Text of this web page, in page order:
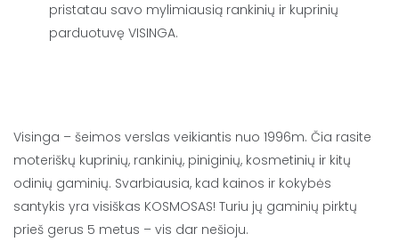
pristatau savo mylimiausią rankinių ir kuprinių
parduotuvę VISINGA.
Visinga – šeimos verslas veikiantis nuo 1996m. Čia rasite
moteriškų kuprinių, rankinių, piniginių, kosmetinių ir kitų
odinių gaminių. Svarbiausia, kad kainos ir kokybės
santykis yra visiškas KOSMOSAS! Turiu jų gaminių pirktų
prieš gerus 5 metus – vis dar nešioju.